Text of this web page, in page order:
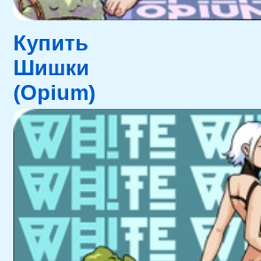
Купить
Шишки
(Opium)